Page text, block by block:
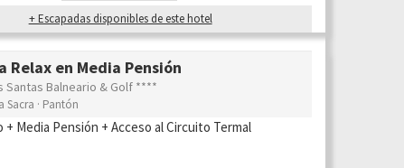
+ Escapadas disponibles de este hotel
Relax en Media Pensión
Santas Balneario & Golf ****
Sacra · Pantón
+ Media Pensión + Acceso al Circuito Termal